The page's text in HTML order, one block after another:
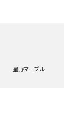
星野マーブル